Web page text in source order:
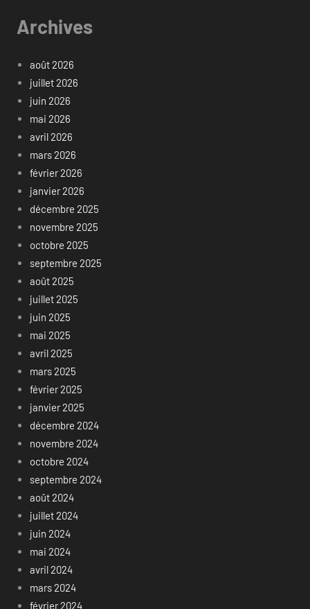
Archives
août 2026
juillet 2026
juin 2026
mai 2026
avril 2026
mars 2026
février 2026
janvier 2026
décembre 2025
novembre 2025
octobre 2025
septembre 2025
août 2025
juillet 2025
juin 2025
mai 2025
avril 2025
mars 2025
février 2025
janvier 2025
décembre 2024
novembre 2024
octobre 2024
septembre 2024
août 2024
juillet 2024
juin 2024
mai 2024
avril 2024
mars 2024
février 2024